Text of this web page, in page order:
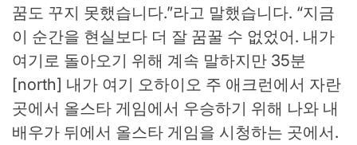
꿈도 꾸지 못했습니다.”라고 말했습니다. “지금
이 순간을 현실보다 더 잘 꿈꿀 수 없었어. 내가
여기로 돌아오기 위해 계속 말하지만 35분
[north] 내가 여기 오하이오 주 애크런에서 자란
곳에서 올스타 게임에서 우승하기 위해 나와 내
배우가 뒤에서 올스타 게임을 시청하는 곳에서.